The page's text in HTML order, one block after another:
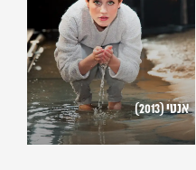
אנטי (2013)